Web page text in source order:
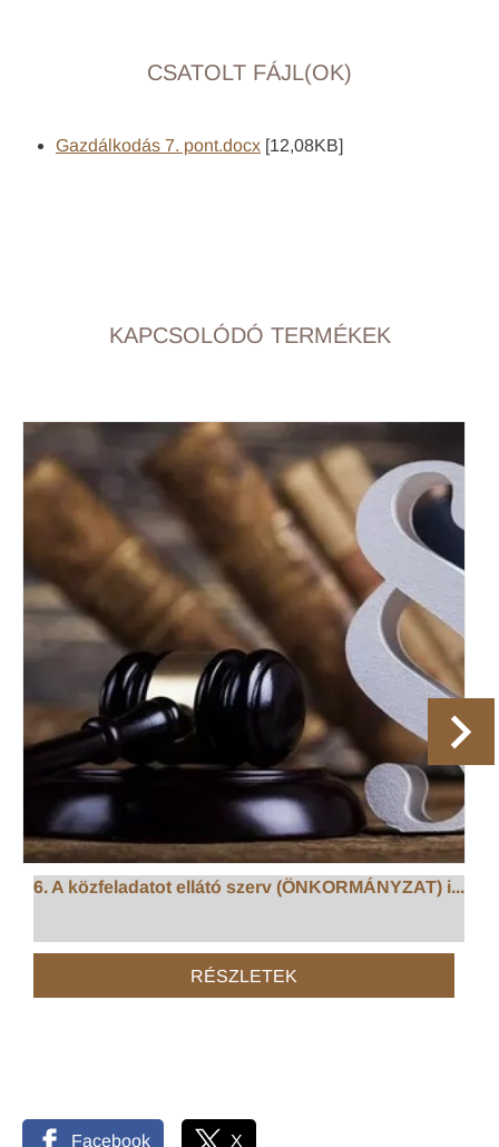
CSATOLT FÁJL(OK)
Gazdálkodás 7. pont.docx [12,08KB]
KAPCSOLÓDÓ TERMÉKEK
6. A közfeladatot ellátó szerv (ÖNKORMÁNYZAT) i...
RÉSZLETEK
Facebook X